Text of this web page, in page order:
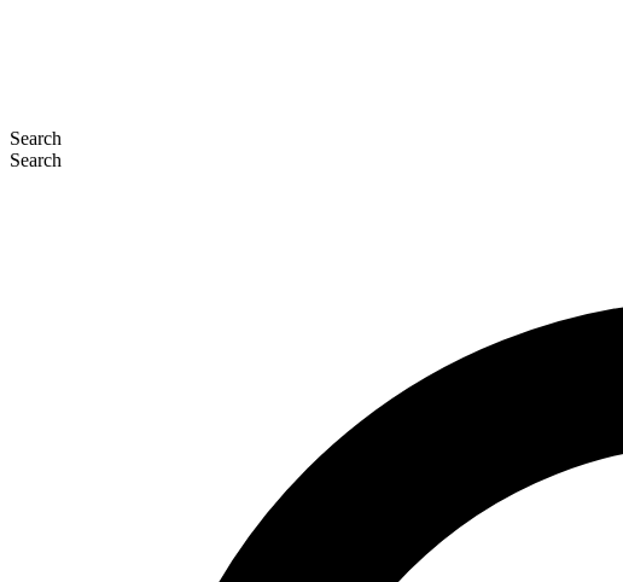
Search
Search